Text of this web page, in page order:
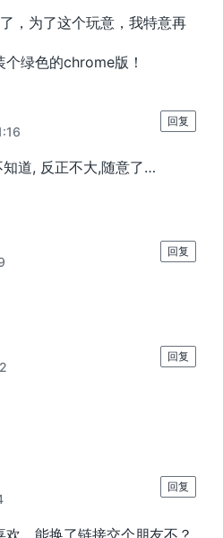
，为了这个玩意，我特意再
绿色的chrome版！
道, 反正不大,随意了…
回复
回复
回复
回复